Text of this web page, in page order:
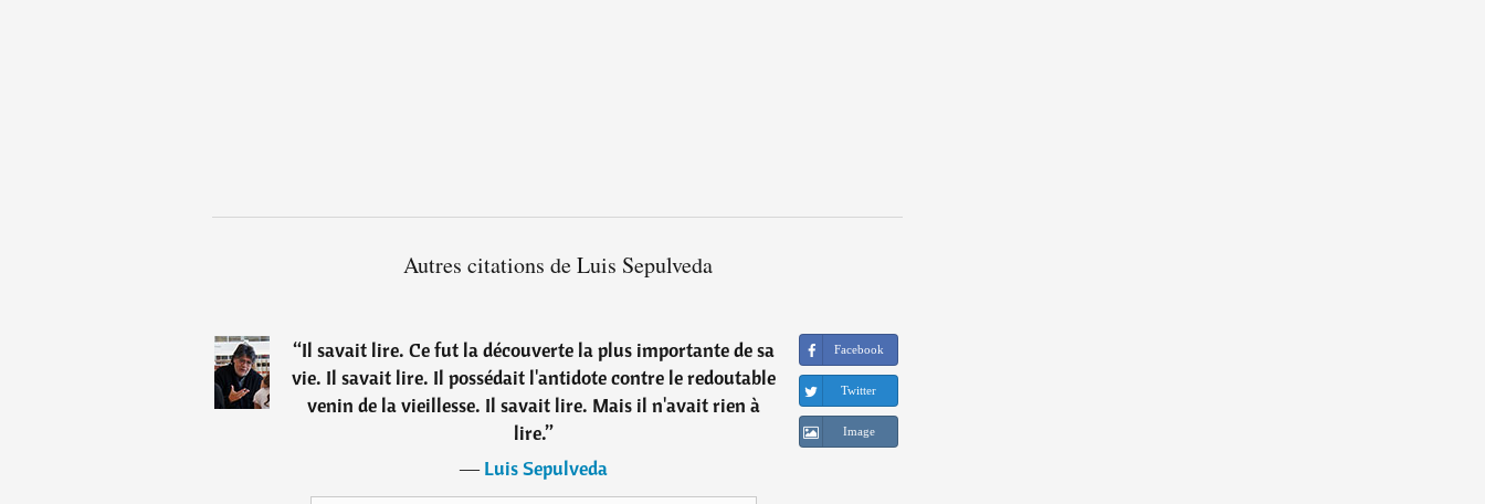
Autres citations de Luis Sepulveda
“Il savait lire. Ce fut la découverte la plus importante de sa
vie. Il savait lire. Il possédait l'antidote contre le redoutable
venin de la vieillesse. Il savait lire. Mais il n'avait rien à
lire.”
―Luis Sepulveda
Facebook
Twitter
Image